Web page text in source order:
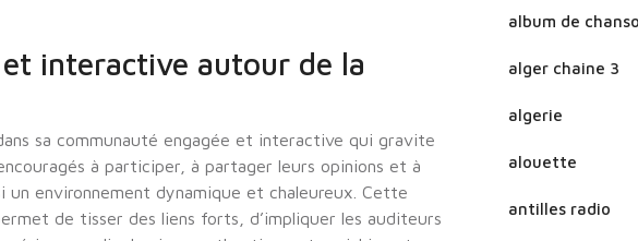
interactive autour de la
sa communauté engagée et interactive qui gravite
à participer, à partager leurs opinions et à
un environnement dynamique et chaleureux. Cette
de tisser des liens forts, d’impliquer les auditeurs
album de
alger chaine 3
algerie
alouette
antilles radio